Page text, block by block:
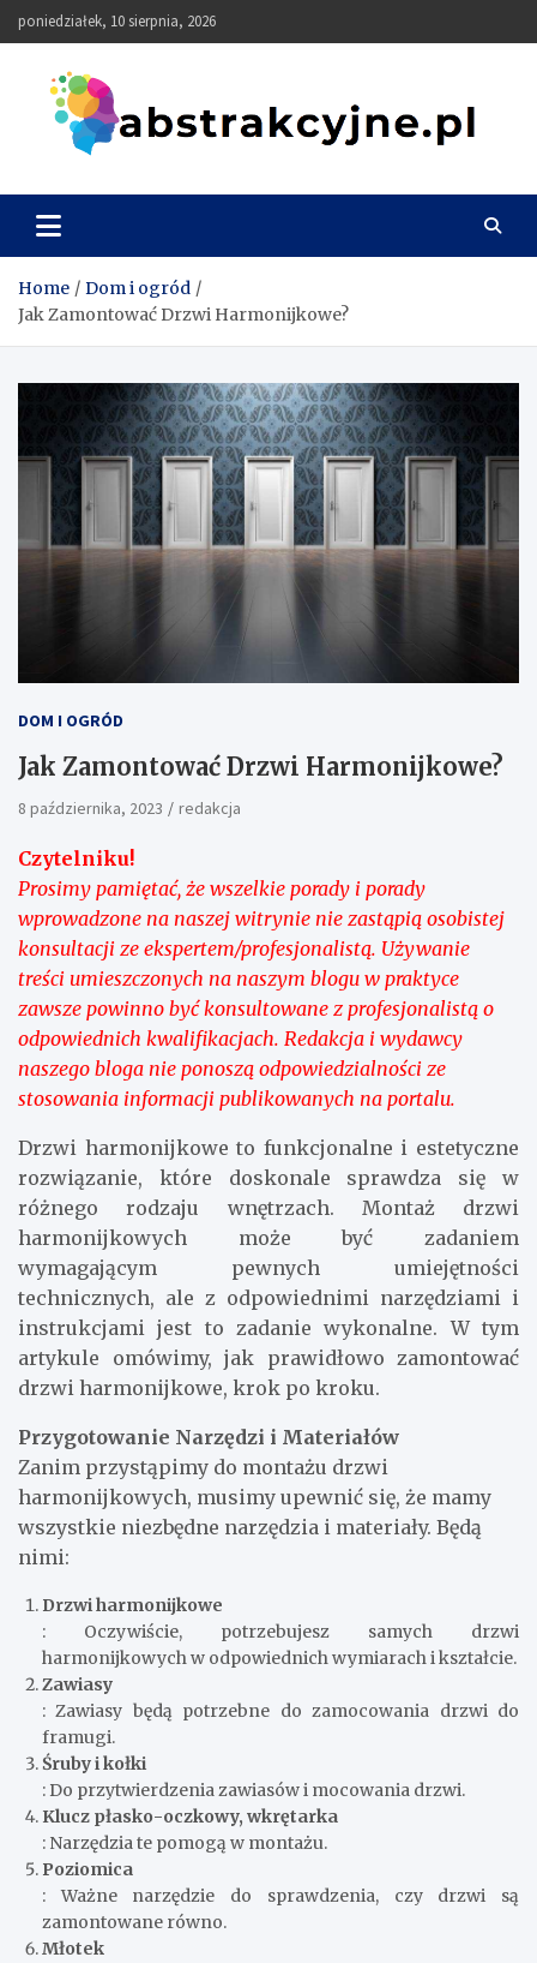
to
poniedziałek, 10 sierpnia, 2026
Abstrakcyjne
Home
Dom i ogród
Jak Zamontować Drzwi Harmonijkowe?
DOM I OGRÓD
Jak Zamontować Drzwi Harmonijkowe?
8 października, 2023 redakcja
Czytelniku!
Prosimy pamiętać, że wszelkie porady i porady
wprowadzone na naszej witrynie nie zastąpią osobistej
konsultacji ze ekspertem/profesjonalistą. Używanie
treści umieszczonych na naszym blogu w praktyce
zawsze powinno być konsultowane z profesjonalistą o
odpowiednich kwalifikacjach. Redakcja i wydawcy
naszego bloga nie ponoszą odpowiedzialności ze
stosowania informacji publikowanych na portalu.
Drzwi harmonijkowe to funkcjonalne i estetyczne
rozwiązanie, które doskonale sprawdza się w
różnego rodzaju wnętrzach. Montaż drzwi
harmonijkowych może być zadaniem
wymagającym pewnych umiejętności
technicznych, ale z odpowiednimi narzędziami i
instrukcjami jest to zadanie wykonalne. W tym
artykule omówimy, jak prawidłowo zamontować
drzwi harmonijkowe, krok po kroku.
Przygotowanie Narzędzi i Materiałów
Zanim przystąpimy do montażu drzwi
harmonijkowych, musimy upewnić się, że mamy
wszystkie niezbędne narzędzia i materiały. Będą
nimi:
Drzwi harmonijkowe
: Oczywiście, potrzebujesz samych drzwi
harmonijkowych w odpowiednich wymiarach i kształcie.
Zawiasy
: Zawiasy będą potrzebne do zamocowania drzwi do
framugi.
Śruby i kołki
: Do przytwierdzenia zawiasów i mocowania drzwi.
Klucz płasko-oczkowy, wkrętarka
: Narzędzia te pomogą w montażu.
Poziomica
: Ważne narzędzie do sprawdzenia, czy drzwi są
zamontowane równo.
Młotek